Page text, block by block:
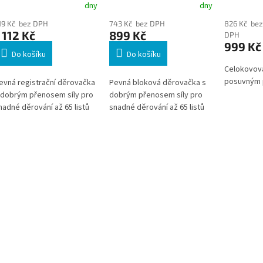
dny
Kč bez DPH
112 Kč
Do košíku
registrační děrovačka
přenosem síly pro
děrování až 65 listů
dny
743 Kč bez DPH
899 Kč
Do košíku
Pevná bloková děrovačka s
dobrým přenosem síly pro
snadné děrování až 65 listů
826 Kč bez
DPH
999 Kč
posuvným